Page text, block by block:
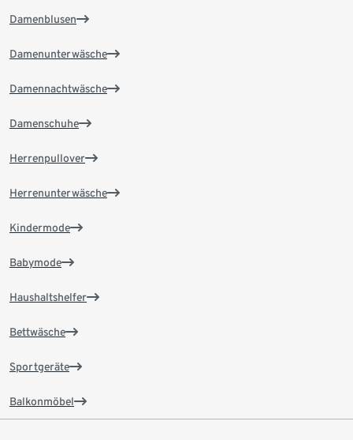
Damenblusen
Damenunterwäsche
Damennachtwäsche
Damenschuhe
Herrenpullover
Herrenunterwäsche
Kindermode
Babymode
Haushaltshelfer
Bettwäsche
Sportgeräte
Balkonmöbel